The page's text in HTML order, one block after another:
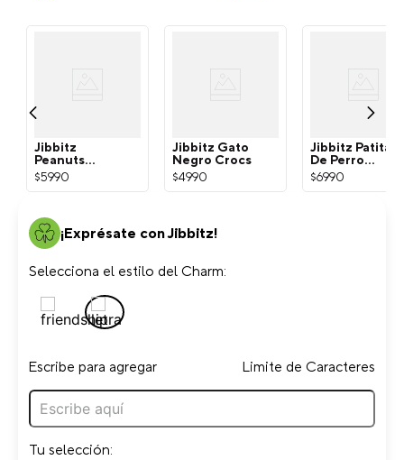
Jibbitz
Peanuts
Snoopy
Blanco Crocs
$5990
Jibbitz Gato
Negro Crocs
$4990
Jibbitz Patita
De Perro
Dorada Crocs
$6990
¡Exprésate con Jibbitz!
Selecciona el estilo del Charm:
Escribe para agregar Limite de Caracteres
Tu selección: